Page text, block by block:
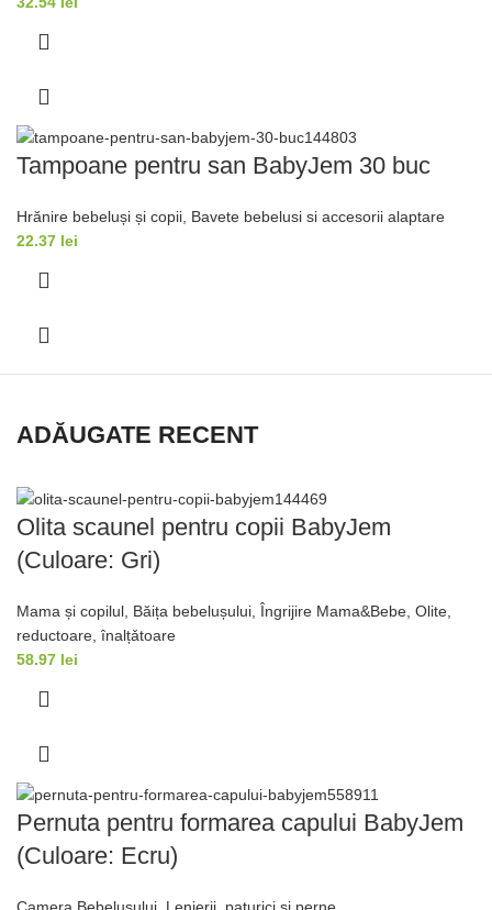
Tampoane pentru san BabyJem 30 buc
Hrănire bebeluși și copii, Bavete bebelusi si accesorii alaptare
22.37 lei
ADĂUGATE RECENT
Olita scaunel pentru copii BabyJem
(Culoare: Gri)
Mama și copilul Băița bebelușului Îngrijire Mama&Bebe Olite,
reductoare, înalțǎtoare
58.97 lei
Pernuta pentru formarea capului BabyJem
(Culoare: Ecru)